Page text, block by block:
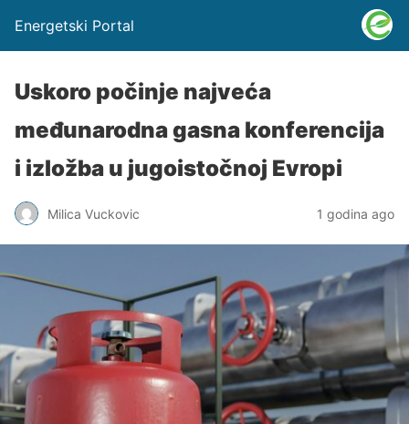
Energetski Portal
Uskoro počinje najveća
međunarodna gasna konferencija
i izložba u jugoistočnoj Evropi
Milica Vuckovic 1 godina ago